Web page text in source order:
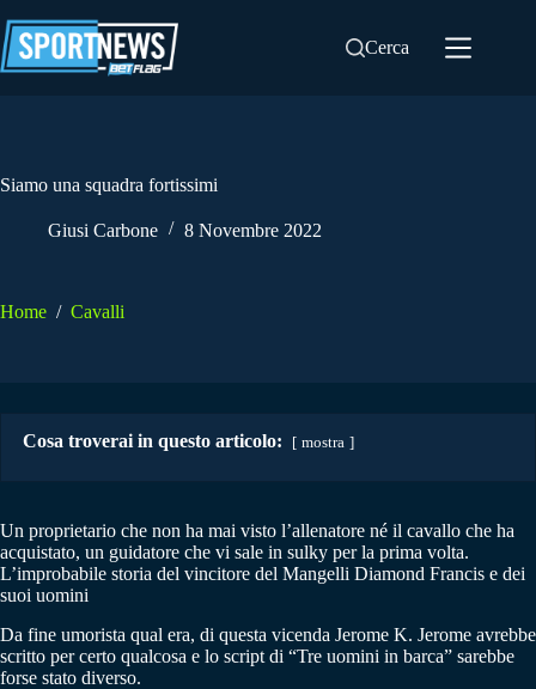
al
contenuto
Cerca
Siamo una squadra fortissimi
Giusi Carbone 8 Novembre 2022
Home / Cavalli
Cosa troverai in questo articolo: mostra
Un proprietario che non ha mai visto l’allenatore né il cavallo che ha
acquistato, un guidatore che vi sale in sulky per la prima volta.
L’improbabile storia del vincitore del Mangelli Diamond Francis e dei
suoi uomini
Da fine umorista qual era, di questa vicenda Jerome K. Jerome avrebbe
scritto per certo qualcosa e lo script di “Tre uomini in barca” sarebbe
forse stato diverso.